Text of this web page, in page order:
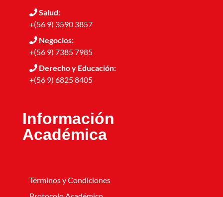
Salud:
+(56 9) 3590 3857
Negocios:
+(56 9) 7385 7985
Derecho y Educación:
+(56 9) 6825 8405
Información
Académica
Términos y Condiciones